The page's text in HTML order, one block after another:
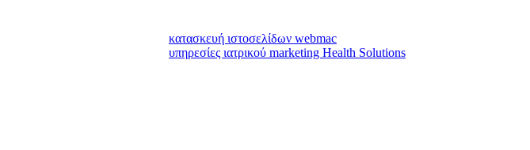
κατασκευή ιστοσελίδων webmac
υπηρεσίες ιατρικού marketing Health Solutions